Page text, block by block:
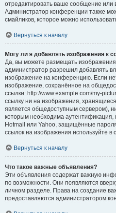
отредактировать ваше сообщение или
Администратор конференции также
смайликов, которое можно
Вернуться к началу
Могу ли я добавлять изображения к
Да, вы можете размещать
администратор разрешил добавлять
изображение на конференцию. Если
изображение, сохранённое на
ссылки: http://www.example.com/my-
ссылку ни на изображения,
является общедоступным сервером),
которым необходима аутентификация,
Hotmail или Yahoo, защищённые
ссылок на изображения используйте в
Вернуться к началу
Что такое важные объявления?
Эти объявления содержат важную
по возможности. Они появляются
личном разделе. Права на создание
предоставляются администратором